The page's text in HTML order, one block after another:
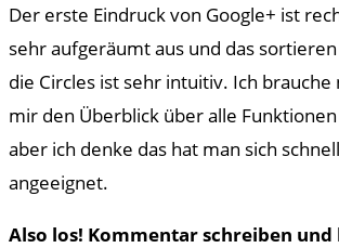
Der erste Eindruck von Google+ ist
sehr aufgeräumt aus und das
die Circles ist sehr intuitiv. Ich brauche
mir den Überblick über alle
aber ich denke das hat man sich
angeeignet.
Also los! Kommentar schreiben und